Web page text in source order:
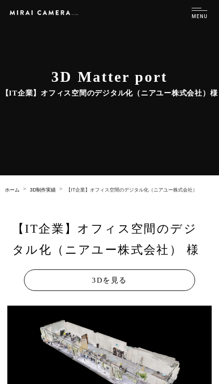
3D Matter port
【IT企業】オフィス空間のデジタル化（ニアユー株式会社）様
ホーム 3D制作実績 【IT企業】オフィス空間のデジタル化（ニアユー株式会社）
【IT企業】オフィス空間のデジ
タル化（ニアユー株式会社） 様
3Dを見る